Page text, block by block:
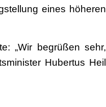
eines höheren
„Wir begrüßen sehr,
Hubertus Heil